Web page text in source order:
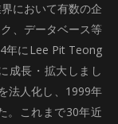
において有数の企
、データベース等
年にLee Pit Teong
成長・拡大しまし
法人化し、1999年
。これまで30年近